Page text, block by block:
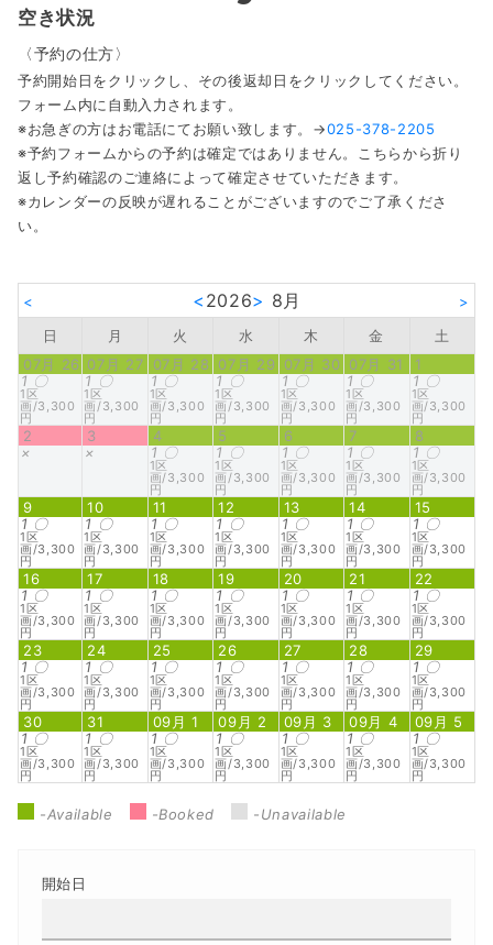
空き状況
〈予約の仕方〉
予約開始日をクリックし、その後返却日をクリックしてください。
フォーム内に自動入力されます。
※お急ぎの方はお電話にてお願い致します。→025-378-2205
※予約フォームからの予約は確定ではありません。こちらから折り
返し予約確認のご連絡によって確定させていただきます。
※カレンダーの反映が遅れることがございますのでご了承くださ
い。
< < 2026> 8月
>
日
月 火 水 木 金
土
07月 26
1 〇
1区
画/3,300
円
07月 27
1 〇
1区
画/3,300
円
07月 28
1 〇
1区
画/3,300
円
07月 29
1 〇
1区
画/3,300
円
07月 30
1 〇
1区
画/3,300
円
07月 31
1 〇
1区
画/3,300
円
1
1 〇
1区
画/3,300
円
2
×
3
×
4
1 〇
1区
画/3,300
円
5
1 〇
1区
画/3,300
円
6
1 〇
1区
画/3,300
円
7
1 〇
1区
画/3,300
円
8
1 〇
1区
画/3,300
円
9
1 〇
1区
画/3,300
円
10
1 〇
1区
画/3,300
円
11
1 〇
1区
画/3,300
円
12
1 〇
1区
画/3,300
円
13
1 〇
1区
画/3,300
円
14
1 〇
1区
画/3,300
円
15
1 〇
1区
画/3,300
円
16
1 〇
1区
画/3,300
円
17
1 〇
1区
画/3,300
円
18
1 〇
1区
画/3,300
円
19
1 〇
1区
画/3,300
円
20
1 〇
1区
画/3,300
円
21
1 〇
1区
画/3,300
円
22
1 〇
1区
画/3,300
円
23
1 〇
1区
画/3,300
円
24
1 〇
1区
画/3,300
円
25
1 〇
1区
画/3,300
円
26
1 〇
1区
画/3,300
円
27
1 〇
1区
画/3,300
円
28
1 〇
1区
画/3,300
円
29
1 〇
1区
画/3,300
円
30
1 〇
1区
画/3,300
円
31
1 〇
1区
画/3,300
円
09月 1
1 〇
1区
画/3,300
円
09月 2
1 〇
1区
画/3,300
円
09月 3
1 〇
1区
画/3,300
円
09月 4
1 〇
1区
画/3,300
円
09月 5
1 〇
1区
画/3,300
円
-Available -Booked -Unavailable
開始日